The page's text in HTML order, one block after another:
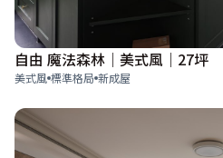
自由 魔法森林｜美式風｜27坪
美式風 標準格局 新成屋